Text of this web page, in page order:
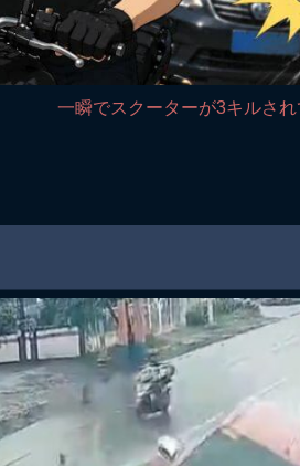
一瞬でスクーターが3キルされ